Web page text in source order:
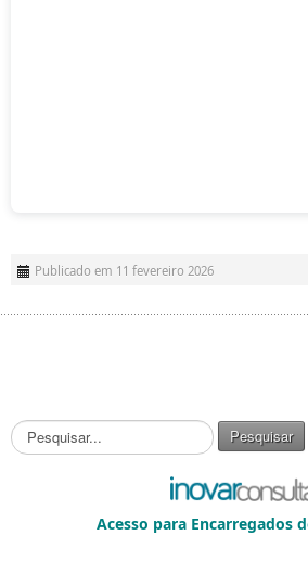
Publicado em 11 fevereiro 2026
P
e
Pesquisar
Acesso para Encarregados